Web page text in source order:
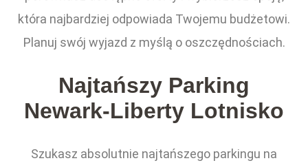
która najbardziej odpowiada Twojemu budżetowi.
Planuj swój wyjazd z myślą o oszczędnościach.
Najtańszy Parking
Newark-Liberty Lotnisko
Szukasz absolutnie najtańszego parkingu na